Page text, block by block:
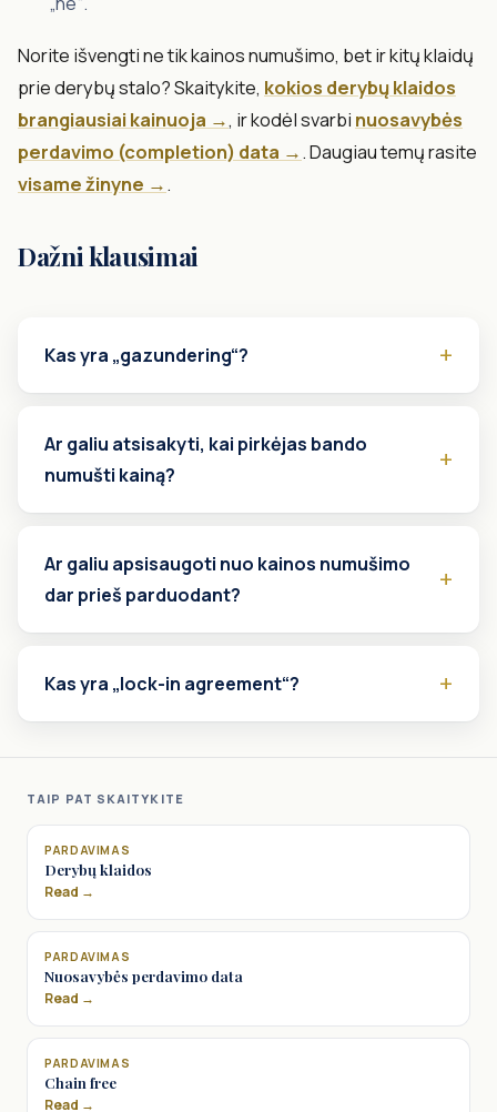
Norite išvengti ne tik kainos numušimo, bet ir kitų klaidų
prie derybų stalo? Skaitykite, kokios derybų klaidos
brangiausiai kainuoja →, ir kodėl svarbi nuosavybės
perdavimo (completion) data →. Daugiau temų rasite
visame žinyne →.
Dažni klausimai
Kas yra „gazundering“?
Ar galiu atsisakyti, kai pirkėjas bando
numušti kainą?
Ar galiu apsisaugoti nuo kainos numušimo
dar prieš parduodant?
Kas yra „lock-in agreement“?
TAIP PAT SKAITYKITE
PARDAVIMAS
Derybų klaidos
Read →
PARDAVIMAS
Nuosavybės perdavimo data
Read →
PARDAVIMAS
Chain free
Read →